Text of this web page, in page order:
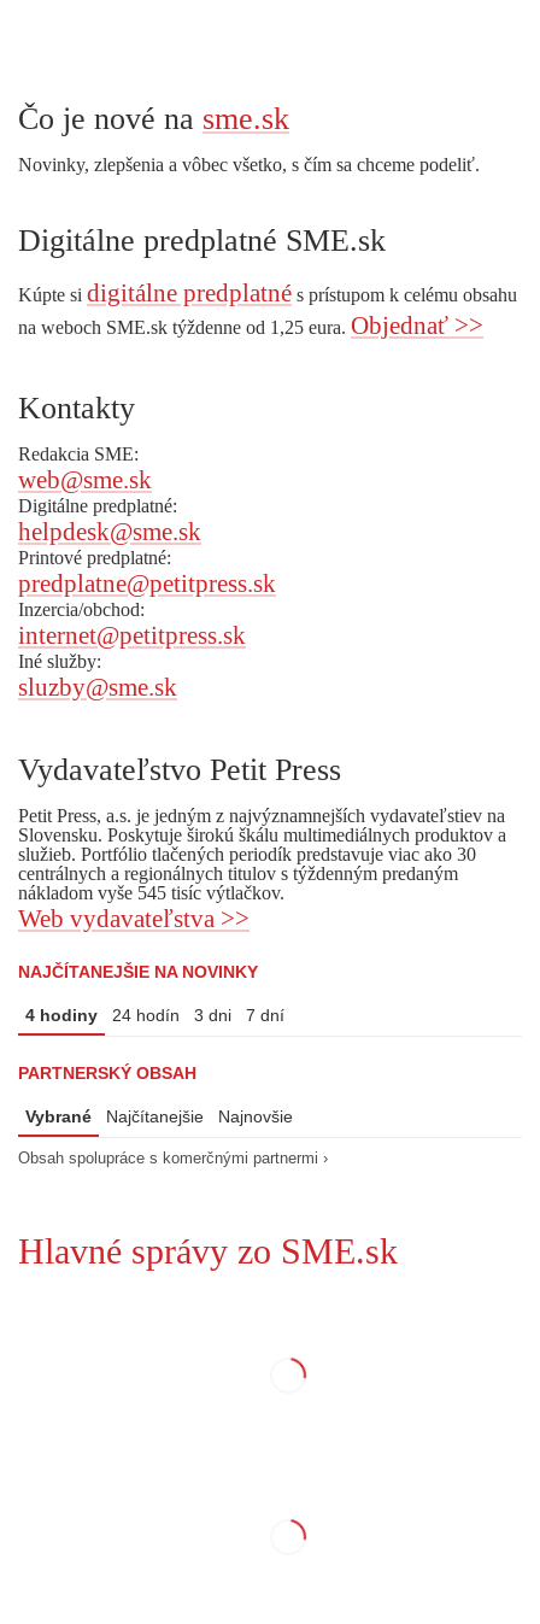
Čo je nové na sme.sk
Novinky, zlepšenia a vôbec všetko, s čím sa chceme podeliť.
Digitálne predplatné SME.sk
Kúpte si digitálne predplatné s prístupom k celému obsahu
na weboch SME.sk týždenne od 1,25 eura. Objednať >>
Kontakty
Redakcia SME:
web@sme.sk
Digitálne predplatné:
helpdesk@sme.sk
Printové predplatné:
predplatne@petitpress.sk
Inzercia/obchod:
internet@petitpress.sk
Iné služby:
sluzby@sme.sk
Vydavateľstvo Petit Press
Petit Press, a.s. je jedným z najvýznamnejších vydavateľstiev na
Slovensku. Poskytuje širokú škálu multimediálnych produktov a
služieb. Portfólio tlačených periodík predstavuje viac ako 30
centrálnych a regionálnych titulov s týždenným predaným
nákladom vyše 545 tisíc výtlačkov.
Web vydavateľstva >>
NAJČÍTANEJŠIE NA NOVINKY
4 hodiny 24 hodín 3 dni 7 dní
PARTNERSKÝ OBSAH
Vybrané Najčítanejšie Najnovšie
Obsah spolupráce s komerčnými partnermi ›
Hlavné správy zo SME.sk